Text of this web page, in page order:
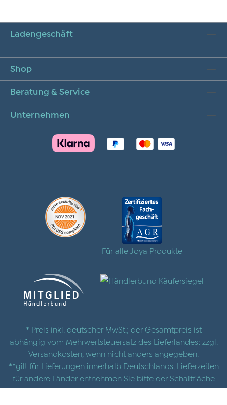
Ladengeschäft
Shop
Beratung & Service
Unternehmen
Für alle Joya Produkte
* Preis inkl. deutscher MwSt.; der Gesamtpreis ist
abhängig vom Mehrwertsteuersatz des Lieferlandes; zzgl.
Versandkosten , wenn nicht anders angegeben.
**gilt für Lieferungen innerhalb Deutschlands, Lieferzeiten
für andere Länder entnehmen Sie bitte der Schaltfläche
mit denVersandinformationen